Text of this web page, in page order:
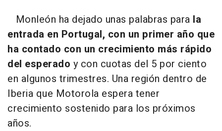
Monleón ha dejado unas palabras para la
entrada en Portugal, con un primer año que
ha contado con un crecimiento más rápido
del esperado y con cuotas del 5 por ciento
en algunos trimestres. Una región dentro de
Iberia que Motorola espera tener
crecimiento sostenido para los próximos
años.